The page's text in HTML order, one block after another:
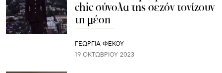
chic σύνολα της σεζόν τονίζουν
τη μέση
ΓΕΩΡΓΙΑ ΦΕΚΟΥ
19 ΟΚΤΩΒΡΊΟΥ 2023